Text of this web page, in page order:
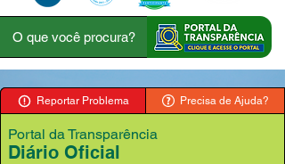
Reportar Problema Precisa de Ajuda?
Portal da Transparência
Diário Oficial